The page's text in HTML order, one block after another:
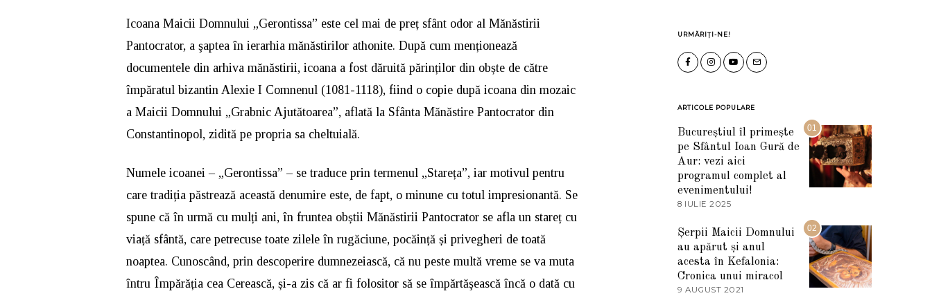
Icoana Maicii Domnului „Gerontissa” este cel mai de preț sfânt odor al Mănăstirii
Pantocrator, a şaptea în ierarhia mănăstirilor athonite. După cum menționează
documentele din arhiva mănăstirii, icoana a fost dăruită părinților din obște de către
împăratul bizantin Alexie I Comnenul (1081-1118), fiind o copie după icoana din mozaic
a Maicii Domnului „Grabnic Ajutătoarea”, aflată la Sfânta Mănăstire Pantocrator din
Constantinopol, zidită pe propria sa cheltuială.
Numele icoanei – „Gerontissa” – se traduce prin termenul „Stareța”, iar motivul pentru
care tradiția păstrează această denumire este, de fapt, o minune cu totul impresionantă. Se
spune că în urmă cu mulți ani, în fruntea obștii Mănăstirii Pantocrator se afla un stareț cu
viață sfântă, care petrecuse toate zilele în rugăciune, pocăință și privegheri de toată
noaptea. Cunoscând, prin descoperire dumnezeiască, că nu peste multă vreme se va muta
întru Împărăția cea Cerească, și-a zis că ar fi folositor să se împărtăşească încă o dată cu
URMĂRIȚI-NE!
ARTICOLE POPULARE
01
Bucureștiul îl primește
pe Sfântul Ioan Gură de
Aur: vezi aici
programul complet al
evenimentului!
8 IULIE 2025
U
L
I
2
0
02
Șerpii Maicii Domnului
au apărut și anul
acesta în Kefalonia:
Cronica unui miracol
9 AUGUST 2021